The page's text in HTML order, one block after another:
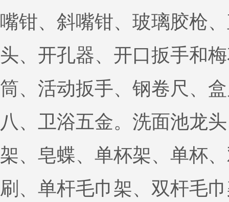
嘴钳、斜嘴钳、玻璃胶枪
头、开孔器、开口扳手和
筒、活动扳手、钢卷尺、
八、卫浴五金。洗面池龙
架、皂蝶、单杯架、单杯
刷、单杆毛巾架、双杆毛